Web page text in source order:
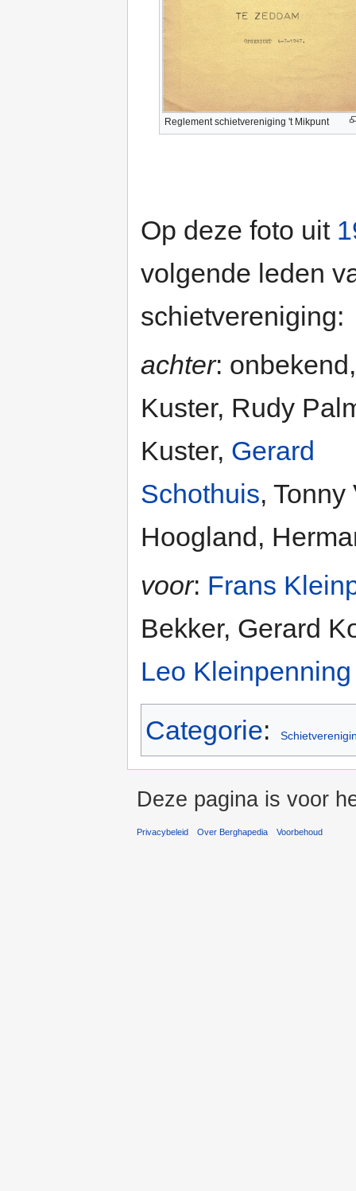
Reglement schietvereniging 't Mikpunt
Op deze foto uit
volgende leden
schietvereniging:
achter: onbekend,
Kuster, Rudy
Kuster, Gerard
Schothuis,
Hoogland,
voor: Frans
Bekker, Gerard
Leo Kleinpenning
Categorie:
Deze pagina is voor
Privacybeleid Over Berghapedia Voorbehoud